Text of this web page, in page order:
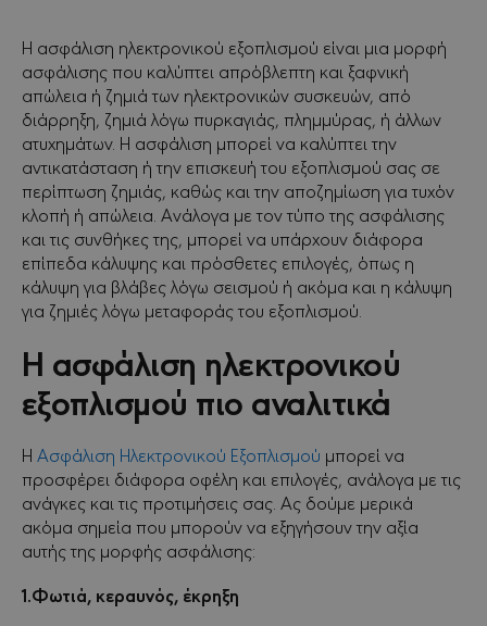
Twitter
Η ασφάλιση ηλεκτρονικού εξοπλισμού είναι μια μορφή
ασφάλισης που καλύπτει απρόβλεπτη και ξαφνική
απώλεια ή ζημιά των ηλεκτρονικών συσκευών, από
διάρρηξη, ζημιά λόγω πυρκαγιάς, πλημμύρας, ή άλλων
ατυχημάτων. Η ασφάλιση μπορεί να καλύπτει την
αντικατάσταση ή την επισκευή του εξοπλισμού σας σε
περίπτωση ζημιάς, καθώς και την αποζημίωση για τυχόν
κλοπή ή απώλεια. Ανάλογα με τον τύπο της ασφάλισης
και τις συνθήκες της, μπορεί να υπάρχουν διάφορα
επίπεδα κάλυψης και πρόσθετες επιλογές, όπως η
κάλυψη για βλάβες λόγω σεισμού ή ακόμα και η κάλυψη
για ζημιές λόγω μεταφοράς του εξοπλισμού.
Η ασφάλιση ηλεκτρονικού
εξοπλισμού πιο αναλιτικά
Η Ασφάλιση Ηλεκτρονικού Εξοπλισμού μπορεί να
προσφέρει διάφορα οφέλη και επιλογές, ανάλογα με τις
ανάγκες και τις προτιμήσεις σας. Ας δούμε μερικά
ακόμα σημεία που μπορούν να εξηγήσουν την αξία
αυτής της μορφής ασφάλισης:
1.Φωτιά, κεραυνός, έκρηξη